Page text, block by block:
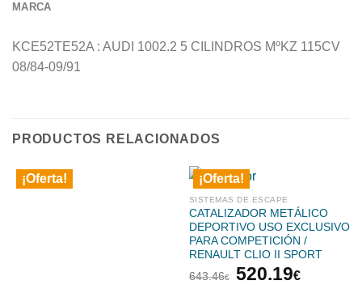
MARCA
KCE52TE52A : AUDI 1002.2 5 CILINDROS MºKZ 115CV
08/84-09/91
PRODUCTOS RELACIONADOS
¡Oferta! ¡Oferta!
SISTEMAS DE ESCAPE
CATALIZADOR METÁLICO
DEPORTIVO USO EXCLUSIVO
PARA COMPETICIÓN /
RENAULT CLIO II SPORT
643.46€
El
520.19€El